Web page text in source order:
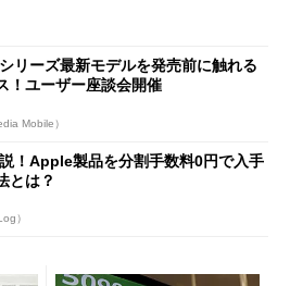
リーズ最新モデルを発売前に触れる
！ユーザー座談会開催
Mobile）
！Apple製品を分割手数料0円で入手
とは？
）